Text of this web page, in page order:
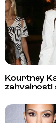
Kourtney
zahvalnosti